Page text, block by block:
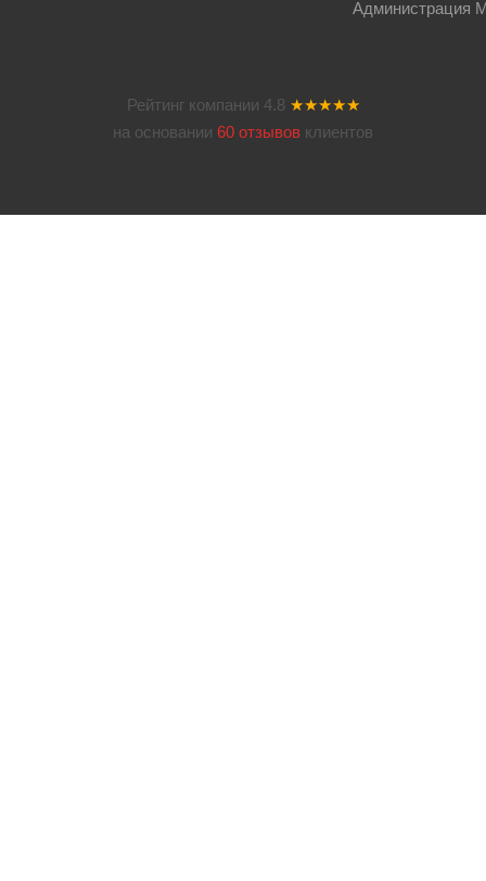
Администрация
Рейтинг компании 4.8 ★★★★★
на основании 60 отзывов клиентов